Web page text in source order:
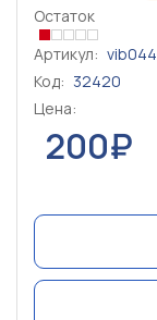
Остаток
Артикул: vib044
Код: 32420
Цена:
200₽